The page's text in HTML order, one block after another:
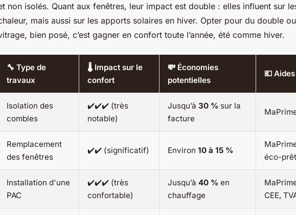
non isolés. Quant aux fenêtres, leur impact est double : elles influent sur
mais aussi sur les apports solaires en hiver. Opter pour du double
bien posé, c’est gagner en confort toute l’année, été comme hiver.
🔧 Type de
travaux
🌡️ Impact sur le
confort
💸 Économies
potentielles
💶
Isolation des
combles
✔️✔️✔️ (très
notable)
Jusqu’à 30 % sur la
facture
Remplacement
des fenêtres
✔️✔️ (significatif) Environ 10 à 15 %
éco-prêt
Installation d'une
PAC
✔️✔️✔️ (très
confortable)
Jusqu’à 40 % en
chauffage
CEE,